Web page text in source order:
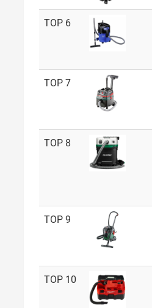
TOP 6
TOP 7
TOP 8
TOP 9
TOP 10